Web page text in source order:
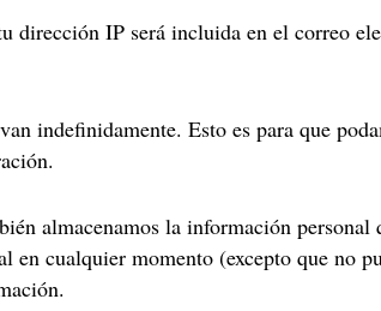
dirección IP será incluida en el correo
indefinidamente. Esto es para que
almacenamos la información
cualquier momento (excepto que no